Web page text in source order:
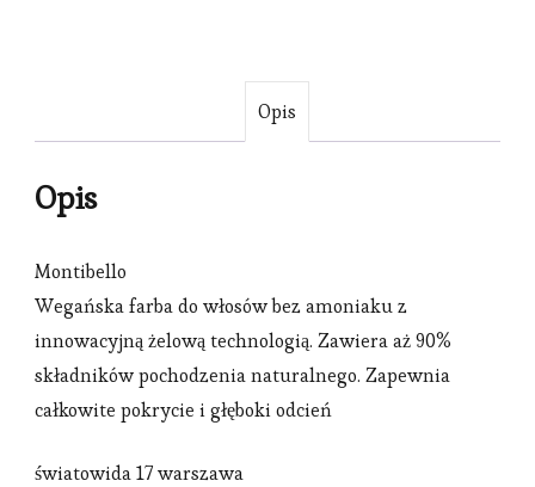
Opis
Opis
Montibello
Wegańska farba do włosów bez amoniaku z
innowacyjną żelową technologią. Zawiera aż 90%
składników pochodzenia naturalnego. Zapewnia
całkowite pokrycie i głęboki odcień
światowida 17 warszawa